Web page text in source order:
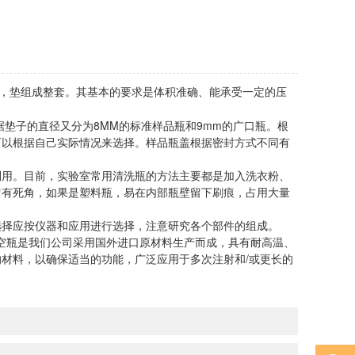
垫组成整套。其基本的要求是体积准确、能承受一定的压
的直径又分为8MM的标准样品瓶和9mm的广口瓶。根
根据自己实际情况来选择。样品瓶盖根据密封方式不同有
目前，实验室常用清洗瓶的方法主要都是加入洗衣粉、
死角，如果是塑料瓶，易在内部瓶壁留下刷痕，占用大量
按仪器和应用进行选择，注意研究各个部件的组成。
我们公司采用国外进口原材料生产而成，具有耐高温、
料，以确保适当的功能，广泛应用于多次注射和/或更长的